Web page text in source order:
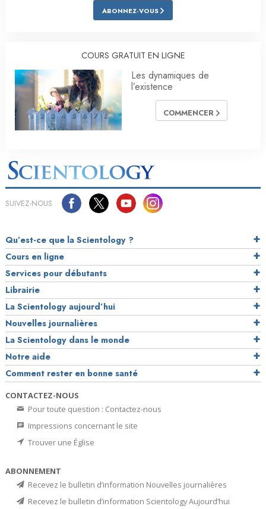
ABONNEZ-VOUS
COURS GRATUIT EN LIGNE
Les dynamiques de
l’existence
COMMENCER
SUIVEZ-NOUS
Qu’est-ce que la Scientology ?
Cours en ligne
Services pour débutants
Librairie
La Scientology aujourd’hui
Nouvelles journalières
La Scientology dans le monde
Notre aide
Comment rester en bonne santé
CONTACTEZ-NOUS
Pour toute question : Contactez-nous
Impressions concernant le site
Trouver une Église
ABONNEMENT
Recevez le bulletin d’information Nouvelles journalières
Recevez le bulletin d’information Scientology Aujourd’hui